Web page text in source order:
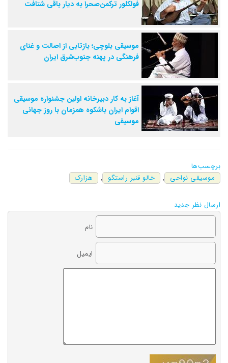
فولکلور ترکمن‌صحرا به دیار باقی شتافت
موسیقی بلوچی؛ بازتابی از اصالت و غنای
فرهنگی در پهنه جنوب‌شرق ایران
آغاز به کار دبیرخانه اولین جشنواره موسیقی
اقوام ایران باشکوه همزمان با روز جهانی
موسیقی
برچسب‌ها
موسیقی نواحی
, خالو قنبر راستگو , هزارک
ارسال نظر جدید
نام
ایمیل